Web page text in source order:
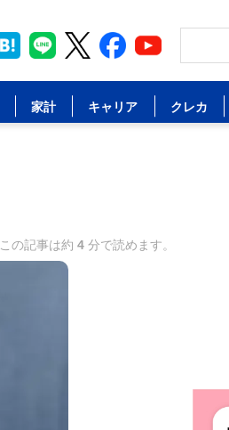
家計 キャリア クレカ
この記事は約 4 分で読めます。